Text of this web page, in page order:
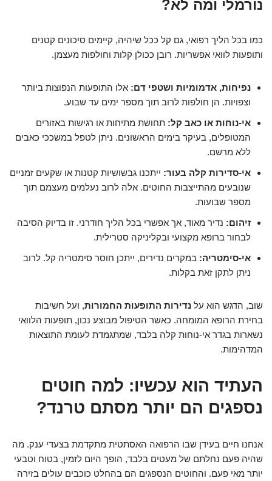
נורמלי ומה לא?
כמו בכל הליך רפואי, גם קל ככל שיהיה, קיימים סיכונים קטנים
ותופעות לוואי אפשריות. רובן ככולן קלות וחולפות מעצמן.
נפיחות, אדמומיות ושטפי דם: אלו התופעות הנפוצות ביותר
וצפויות. הן חולפות לרוב תוך מספר ימים עד שבוע.
אי-נוחות או כאב קל: תחושת מתיחות או רגישות באזורים
המטופלים, בעיקר בימים הראשונים. ניתן לטפל במשככי כאבים
ללא מרשם.
אי-סדירות קלה בעור: ייתכנו גבשושיות קטנות או שקעים זמניים
שנובעים מהתייצבות החוטים. אלה לרוב נעלמים מעצמם תוך
מספר שבועות.
זיהום: נדיר מאוד, אך אפשרי בכל הליך חודרני. זו בדיוק הסיבה
לבחור ברופא מקצועי ובקליניקה סטרילית.
אי-סימטריה: במקרים נדירים, ייתכן חוסר סימטריה קל. לרוב
ניתן לתקן זאת בקלות.
שוב, הדגש הוא על נדירות התופעות החמורות, ועל חשיבות
בחירת הרופא המומחה. כאשר הטיפול מבוצע נכון, תופעות הלוואי
נשארות בגדר אי-נוחות קלה בלבד, שמתגמדת לעומת התוצאות
המדהימות.
העתיד הוא עכשיו: למה חוטים
נספגים הם יותר מסתם טרנד?
אנחנו חיים בעידן שבו הרפואה האסתטית מתקדמת בצעדי ענק. מה
שהיה פעם נחלתם של מעטים בלבד, הופך היום לזמין, בטוח וטבעי
יותר מאי פעם. והחוטים הנספגים הם בהחלט כוכבים עולים בזירה